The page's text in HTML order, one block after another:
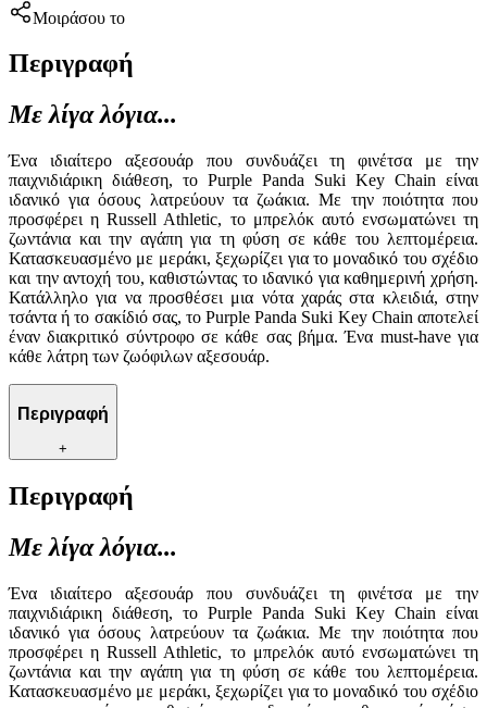
Μοιράσου το
Περιγραφή
Με λίγα λόγια...
Ένα ιδιαίτερο αξεσουάρ που συνδυάζει τη φινέτσα με την
παιχνιδιάρικη διάθεση, το Purple Panda Suki Key Chain είναι
ιδανικό για όσους λατρεύουν τα ζωάκια. Με την ποιότητα που
προσφέρει η Russell Athletic, το μπρελόκ αυτό ενσωματώνει τη
ζωντάνια και την αγάπη για τη φύση σε κάθε του λεπτομέρεια.
Κατασκευασμένο με μεράκι, ξεχωρίζει για το μοναδικό του σχέδιο
και την αντοχή του, καθιστώντας το ιδανικό για καθημερινή χρήση.
Κατάλληλο για να προσθέσει μια νότα χαράς στα κλειδιά, στην
τσάντα ή το σακίδιό σας, το Purple Panda Suki Key Chain αποτελεί
έναν διακριτικό σύντροφο σε κάθε σας βήμα. Ένα must-have για
κάθε λάτρη των ζωόφιλων αξεσουάρ.
Περιγραφή
+
Περιγραφή
Με λίγα λόγια...
Ένα ιδιαίτερο αξεσουάρ που συνδυάζει τη φινέτσα με την
παιχνιδιάρικη διάθεση, το Purple Panda Suki Key Chain είναι
ιδανικό για όσους λατρεύουν τα ζωάκια. Με την ποιότητα που
προσφέρει η Russell Athletic, το μπρελόκ αυτό ενσωματώνει τη
ζωντάνια και την αγάπη για τη φύση σε κάθε του λεπτομέρεια.
Κατασκευασμένο με μεράκι, ξεχωρίζει για το μοναδικό του σχέδιο